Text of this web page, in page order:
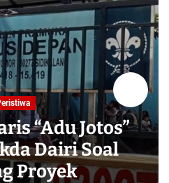
“Adu Jotos”
Dairi Soal
Proyek